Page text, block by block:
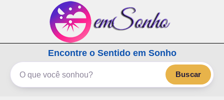
emSonho.com
Os sonhos significam mais
Encontre o Sentido em Sonho
Buscar